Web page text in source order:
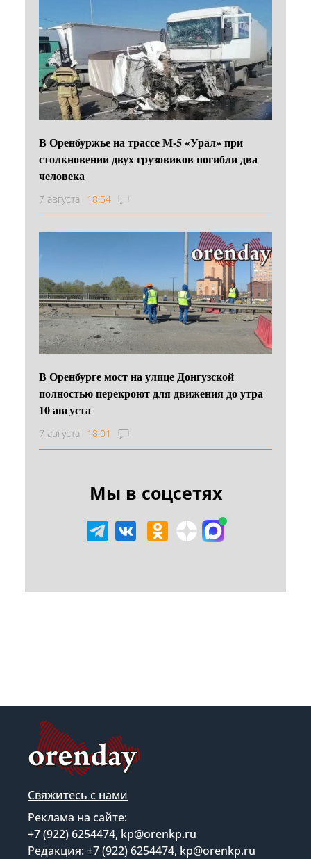
В Оренбуржье на трассе М-5 «Урал» при
столкновении двух грузовиков погибли два
человека
7 августа 18:54
В Оренбурге мост на улице Донгузской
полностью перекроют для движения до утра
10 августа
7 августа 18:01
Мы в соцсетях
Свяжитесь с нами
Реклама на сайте:
+7 (922) 6254474, kp@orenkp.ru
Редакция: +7 (922) 6254474, kp@orenkp.ru